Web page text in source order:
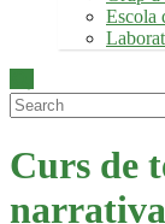
Escola
Curs de